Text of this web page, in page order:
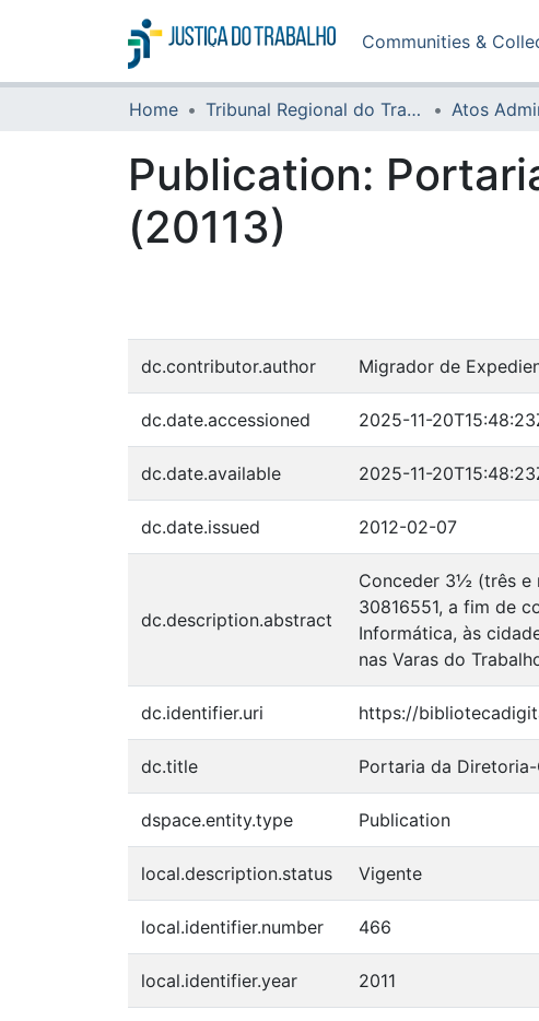
Communities &
Home Tribunal Regional do Trabalho da 16ª Região Atos
Publication:
(20113)
dc.contributor.author Migrador de
dc.date.accessioned 2025-11-
dc.date.available 2025-11-
dc.date.issued 2012-02-07
dc.description.abstract
Conceder 3½ (três e
30816551, a fim de
Informática, às
nas Varas do
dc.identifier.uri https://
dc.title Portaria da Diretoria-
dspace.entity.type Publication
local.description.status Vigente
local.identifier.number 466
local.identifier.year 2011